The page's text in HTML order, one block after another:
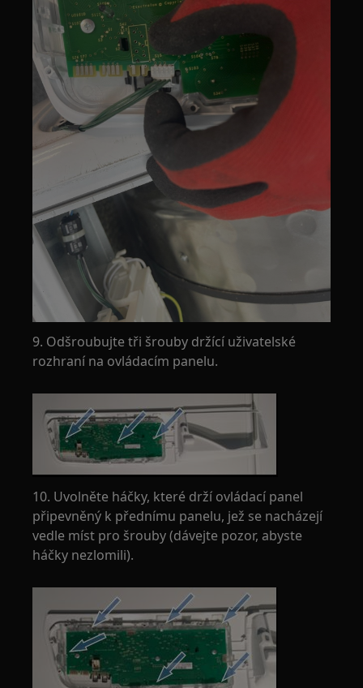
9. Odšroubujte tři šrouby držící uživatelské
rozhraní na ovládacím panelu.
10. Uvolněte háčky, které drží ovládací panel
připevněný k přednímu panelu, jež se nacházejí
vedle míst pro šrouby (dávejte pozor, abyste
háčky nezlomili).